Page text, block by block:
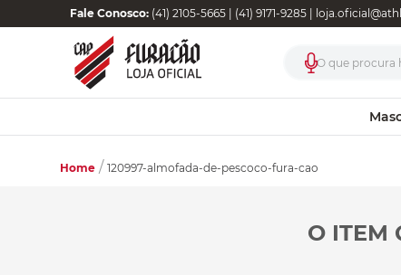
Fale Conosco:(41) 2105-5665 | (41) 9171-9285 |
O que procura
Home 120997-almofada-de-pescoco-fura-cao
O ITEM